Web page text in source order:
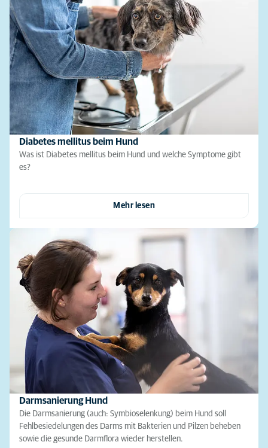
Diabetes mellitus beim Hund
Was ist Diabetes mellitus beim Hund und welche Symptome gibt
es?
Mehr lesen
Darmsanierung Hund
Die Darmsanierung (auch: Symbioselenkung) beim Hund soll
Fehlbesiedelungen des Darms mit Bakterien und Pilzen beheben
sowie die gesunde Darmflora wieder herstellen.